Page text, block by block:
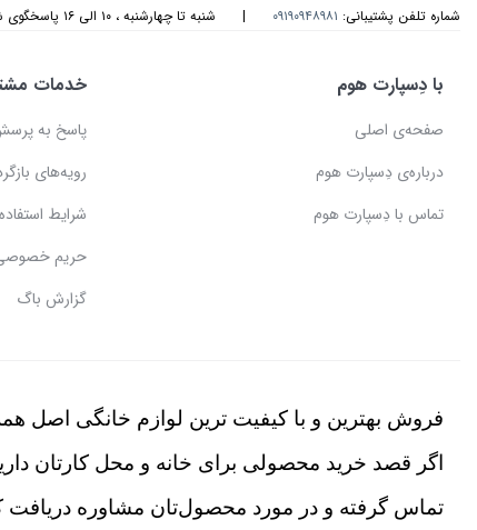
شماره تلفن پشتیبانی: ۰۹۱۹۰۹۴۸۹۸۱ | شنبه تا چهارشنبه ، ۱۰ الی ۱۶ پاسخگوی شما هستیم
با دِسپارت هوم
صفحه‌ی اصلی
درباره‌ی دِسپارت هوم
تماس با دِسپارت هوم
خدمات
پاسخ به
رویه‌های
شرایط استفاده
حریم
گزارش باگ
فروش بهترین و با کیفیت ترین لوازم خانگی اصل
اگر قصد خرید محصولی برای خانه و محل کارتان
تماس گرفته و در مورد محصول‌تان مشاوره دریافت